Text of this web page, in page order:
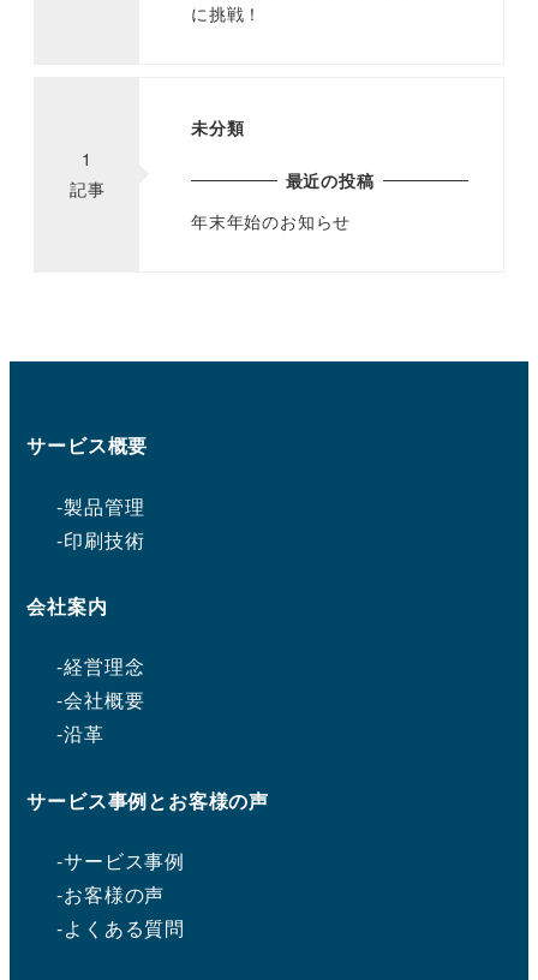
に挑戦！
1
記事
未分類
最近の投稿
年末年始のお知らせ
サービス概要
-製品管理
-印刷技術
会社案内
-経営理念
-会社概要
-沿革
サービス事例とお客様の声
-サービス事例
-お客様の声
-よくある質問